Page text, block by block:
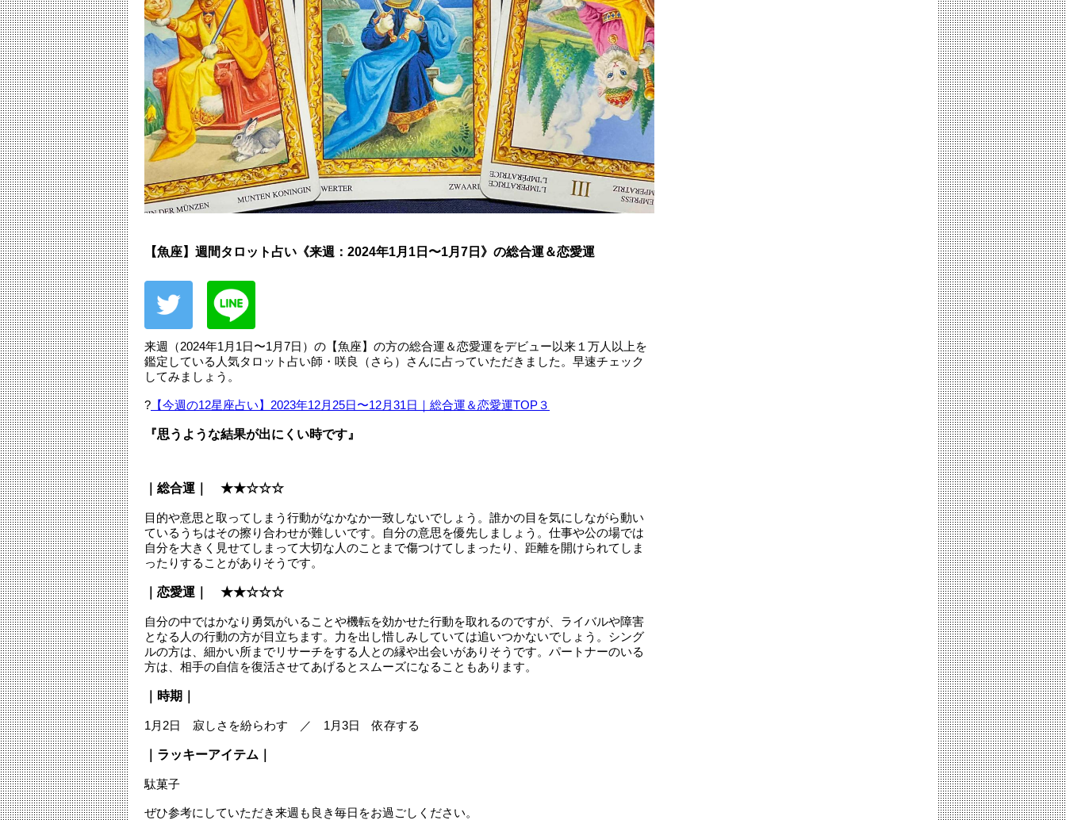
【魚座】週間タロット占い《来週：2024年1月1日〜1月7日》の総合運＆恋愛運
来週（2024年1月1日〜1月7日）の【魚座】の方の総合運＆恋愛運をデビュー以来１万人以上を
鑑定している人気タロット占い師・咲良（さら）さんに占っていただきました。早速チェック
してみましょう。
? 【今週の12星座占い】2023年12月25日〜12月31日｜総合運＆恋愛運TOP３
『思うような結果が出にくい時です』
｜総合運｜ ★★☆☆☆
目的や意思と取ってしまう行動がなかなか一致しないでしょう。誰かの目を気にしながら動い
ているうちはその擦り合わせが難しいです。自分の意思を優先しましょう。仕事や公の場では
自分を大きく見せてしまって大切な人のことまで傷つけてしまったり、距離を開けられてしま
ったりすることがありそうです。
｜恋愛運｜ ★★☆☆☆
自分の中ではかなり勇気がいることや機転を効かせた行動を取れるのですが、ライバルや障害
となる人の行動の方が目立ちます。力を出し惜しみしていては追いつかないでしょう。シング
ルの方は、細かい所までリサーチをする人との縁や出会いがありそうです。パートナーのいる
方は、相手の自信を復活させてあげるとスムーズになることもあります。
｜時期｜
1月2日 寂しさを紛らわす ／ 1月3日 依存する
｜ラッキーアイテム｜
駄菓子
ぜひ参考にしていただき来週も良き毎日をお過ごしください。